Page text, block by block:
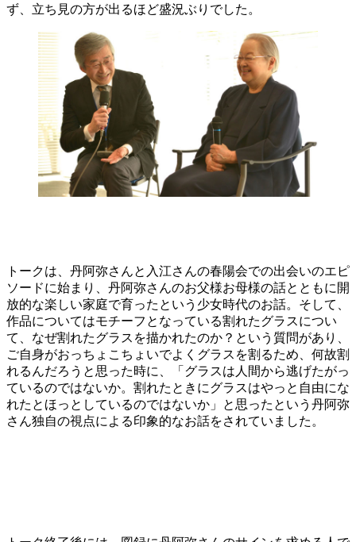
ず、立ち見の方が出るほど盛況ぶりでした。
トークは、丹阿弥さんと入江さんの春陽会での出会いのエピ
ソードに始まり、丹阿弥さんのお父様お母様の話とともに開
放的な楽しい家庭で育ったという少女時代のお話。そして、
作品についてはモチーフとなっている割れたグラスについ
て、なぜ割れたグラスを描かれたのか？という質問があり、
ご自身がおっちょこちょいでよくグラスを割るため、何故割
れるんだろうと思った時に、「グラスは人間から逃げたがっ
ているのではないか。割れたときにグラスはやっと自由にな
れたとほっとしているのではないか」と思ったという丹阿弥
さん独自の視点による印象的なお話をされていました。